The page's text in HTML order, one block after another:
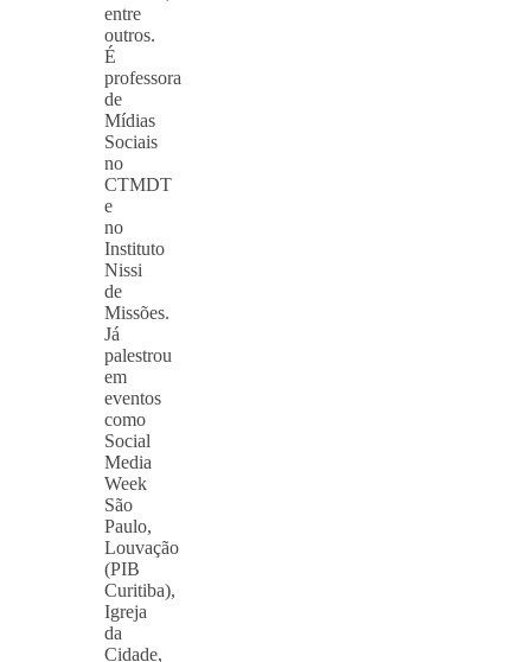
entre
outros.
É
professora
de
Mídias
Sociais
no
CTMDT
e
no
Instituto
Nissi
de
Missões.
Já
palestrou
em
eventos
como
Social
Media
Week
São
Paulo,
Louvação
(PIB
Curitiba),
Igreja
da
Cidade,